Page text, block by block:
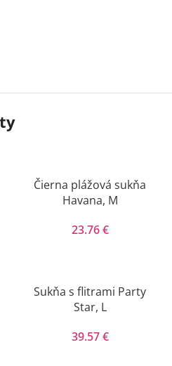
Čierna plážová sukňa
Havana, M
23.76€
Sukňa s flitrami Party
Star, L
39.57€